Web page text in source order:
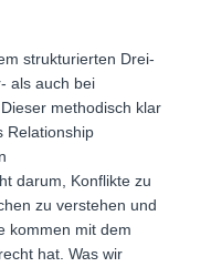
strukturierten Drei-
als auch bei
methodisch klar
Relationship
darum, Konflikte zu
zu verstehen und
kommen mit dem
hat. Was wir